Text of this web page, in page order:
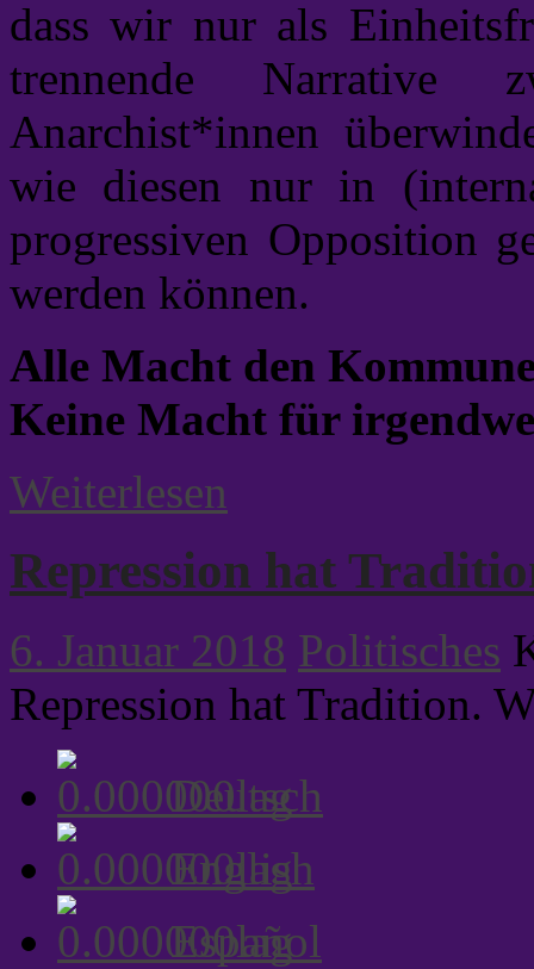
dass wir nur als
trennende Narrative
Anarchist*innen
wie diesen nur in
progressiven Opposition
werden können.
Alle Macht den
Keine Macht für
Weiterlesen
Repression hat
6. Januar 2018 Politisches
Repression hat Tradition.
Deutsch
English
Español